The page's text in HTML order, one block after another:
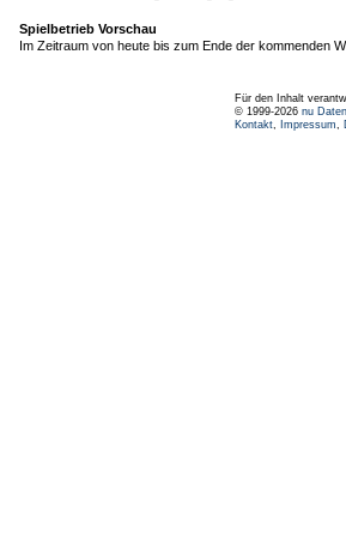
Spielbetrieb Vorschau
Im Zeitraum von heute bis zum Ende der kommenden
Für den Inhalt
© 1999-2026 nu
Kontakt, Impressum,